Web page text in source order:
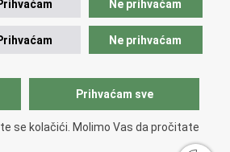
Ne prihvaćam
Ne prihvaćam
Prihvaćam sve
se kolačići. Molimo Vas da pročitate